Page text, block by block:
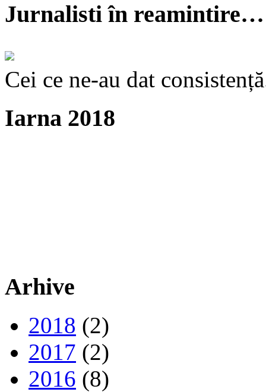
Jurnalisti în reamintire…
Cei ce ne-au dat
Iarna 2018
Arhive
2018 (2)
2017 (2)
2016 (8)